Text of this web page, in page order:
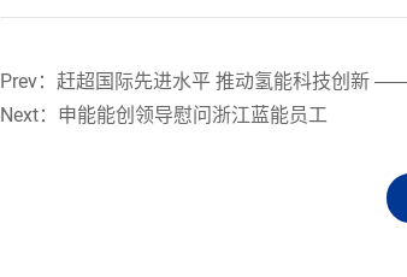
Next：申能能创领导慰问浙江蓝能员工